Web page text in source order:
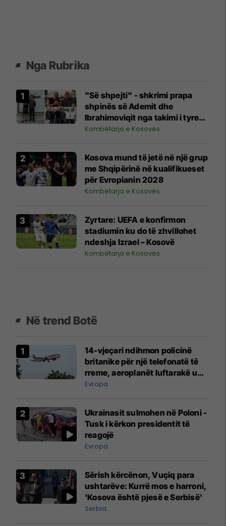
Nga Rubrika
"Së shpejti" - shkrimi prapa
shpinës së Ademit dhe
Ibrahimoviqit nga takimi i tyre
shihet si shenjë që ylli i Bayernit
Kombëtarja e Kosovës
Kosova mund të jetë në një grup
me Shqipërinë në kualifikueset
për Evropianin 2028
Kombëtarja e Kosovës
Zyrtare: UEFA e konfirmon
stadiumin ku do të zhvillohet
ndeshja Izrael – Kosovë
Kombëtarja e Kosovës
Në trend Botë
14-vjeçari ndihmon policinë
britanike për një telefonatë të
rreme, aeroplanët luftarakë u
ngritën në ajër për të
Mançesterit
Evropa
Ukrainasit sulmohen në Poloni -
Tusk i kërkon presidentit të
reagojë
Evropa
Sërish kërcënon, Vuçiq para
ushtarëve: Kurrë mos e harroni,
'Kosova është pjesë e Serbisë'
Serbia